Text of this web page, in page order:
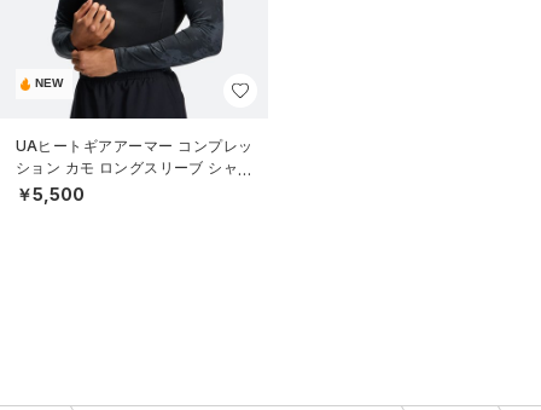
NEW
UAヒートギアアーマー コンプレッ
ション カモ ロングスリーブ シャツ
（トレーニング/MEN）
￥5,500